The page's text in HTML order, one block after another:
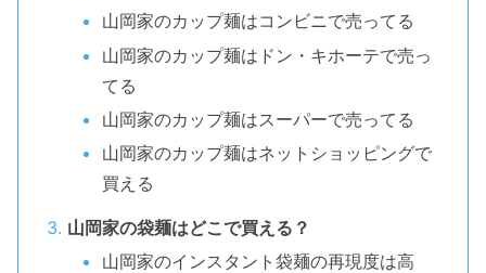
山岡家のカップ麺はコンビニで売ってる
山岡家のカップ麺はドン・キホーテで売っ
てる
山岡家のカップ麺はスーパーで売ってる
山岡家のカップ麺はネットショッピングで
買える
山岡家の袋麺はどこで買える？
山岡家のインスタント袋麺の再現度は高